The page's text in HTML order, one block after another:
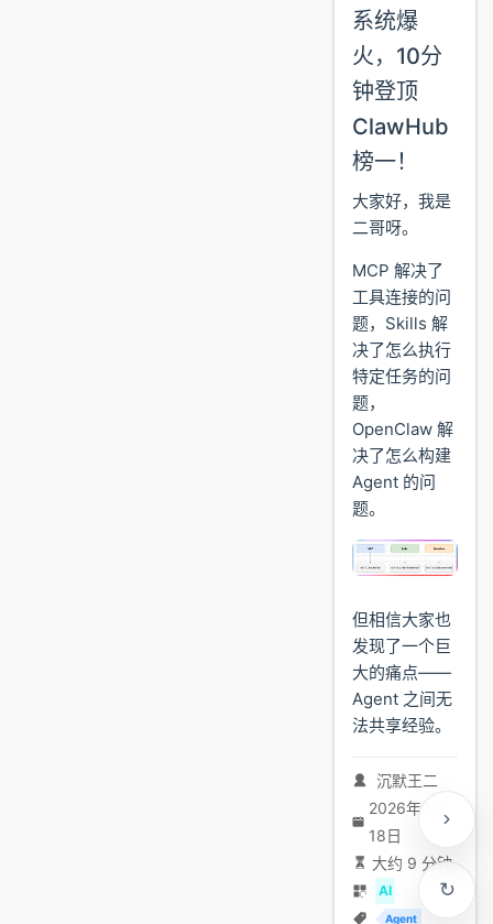
系统爆
火，10分
钟登顶
ClawHub
榜一！
大家好，我是
二哥呀。
MCP 解决了
工具连接的问
题，Skills 解
决了怎么执行
特定任务的问
题，
OpenClaw 解
决了怎么构建
Agent 的问
题。
但相信大家也
发现了一个巨
大的痛点——
Agent 之间无
法共享经验。
沉默王二
2026年2月
18日
大约 9 分钟
AI
Agent